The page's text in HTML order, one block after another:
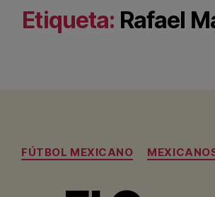
Etiqueta: Rafael
Categorías
FÚTBOL MEXICANO